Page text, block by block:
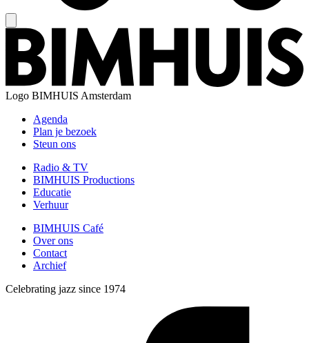
Logo BIMHUIS Amsterdam
Agenda
Plan je bezoek
Steun ons
Radio & TV
BIMHUIS Productions
Educatie
Verhuur
BIMHUIS Café
Over ons
Contact
Archief
Celebrating jazz since 1974